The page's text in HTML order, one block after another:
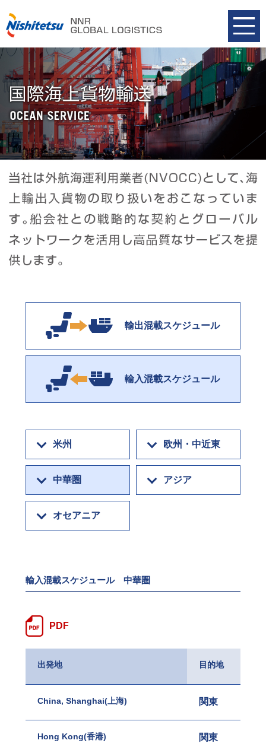
輸出混載スケジュール
輸入混載スケジュール
米州 欧州・中近東
中華圏 アジア
オセアニア
輸入混載スケジュール 中華圏
PDF
出発地 目的地
China, Shanghai(上海) 関東
Hong Kong(香港) 関東